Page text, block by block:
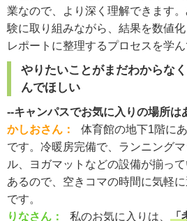
業なので、より深く理解できます
験に取り組みながら、結果を数値化
レポートに整理するプロセスを学ん
やりたいことがまだわからな
んでほしい
--キャンパスでお気に入りの場所は
かしおさん：
体育館の地下1階に
です。冷暖房完備で、ランニング
ル、ヨガマットなどの設備が揃っ
あるので、空きコマの時間に気軽
です。
りなさん：
私のお気に入りは、 「